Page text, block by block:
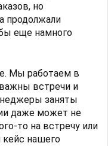
но
продолжали
еще намного
Мы работаем в
встречи и
заняты
даже может не
то на встречу или
кейс нашего